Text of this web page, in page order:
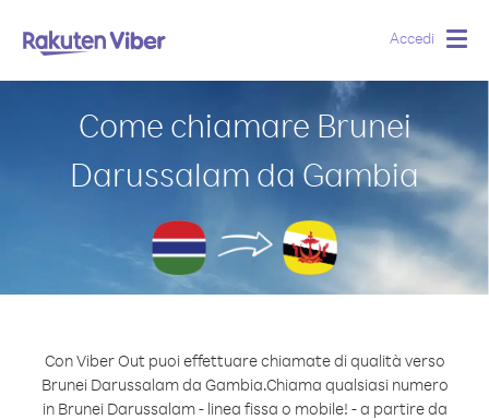
Accedi
Come chiamare Brunei
Darussalam da Gambia
Con Viber Out puoi effettuare chiamate di qualità verso
Brunei Darussalam da Gambia.Chiama qualsiasi numero
in Brunei Darussalam - linea fissa o mobile! - a partire da